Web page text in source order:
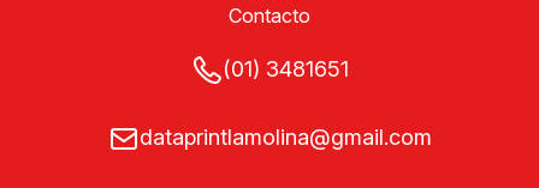
Contacto
(01) 3481651
dataprintlamolina@gmail.com